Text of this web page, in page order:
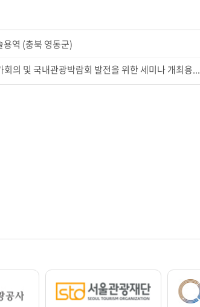
역 (충북 영동군)
의 및 국내관광박람회 발전을 위한 세미나 개최용...